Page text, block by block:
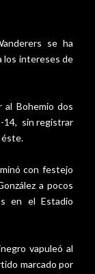
se ha
los intereses de
al Bohemio dos
14, sin registrar
con festejo
a pocos
en el Estadio
vapuleó al
marcado por